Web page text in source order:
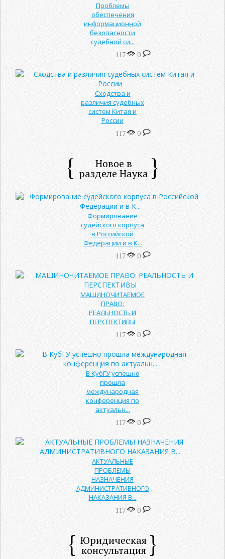
Проблемы
обеспечения
информационной
безопасности
судебной си...
117 0
Сходства и
различия судебных
систем Китая и
России
117 0
Новое в
разделе Наука
Формирование
судейского корпуса
в Российской
Федерации и в К...
117 0
МАШИНОЧИТАЕМОЕ
ПРАВО:
РЕАЛЬНОСТЬ И
ПЕРСПЕКТИВЫ
117 0
В КубГУ успешно
прошла
международная
конференция по
актуальн...
117 0
АКТУАЛЬНЫЕ
ПРОБЛЕМЫ
НАЗНАЧЕНИЯ
АДМИНИСТРАТИВНОГО
НАКАЗАНИЯ В...
117 0
Юридическая
консультация